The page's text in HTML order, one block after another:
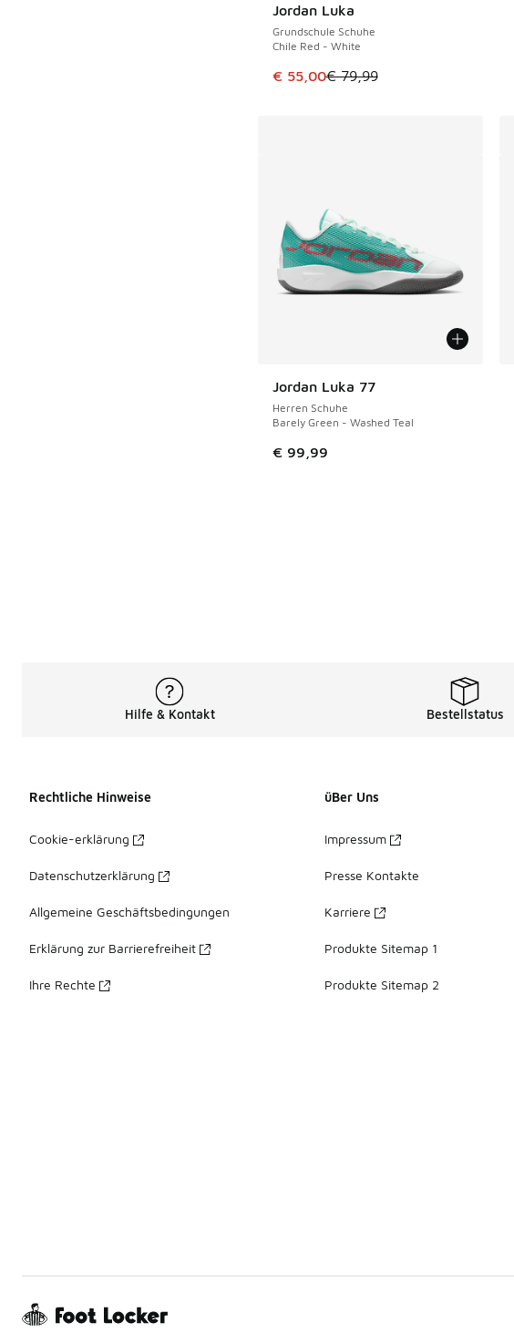
Jordan Luka
Grundschule Schuhe
Chile Red - White
Dieser Artikel ist im Sale. Der Preis
€ 55,00€ 79,99
SPARE 24 €
Jordan Luka 77
Herren Schuhe
Barely Green - Washed Teal
€ 99,99
Hilfe & Kontakt Bestellstatus
Rechtliche Hinweise
Cookie-erklärung
Datenschutzerklärung
Allgemeine Geschäftsbedingungen
Erklärung zur Barrierefreiheit
Ihre Rechte
üBer Uns
Impressum
Presse Kontakte
Karriere
Produkte Sitemap 1
Produkte Sitemap 2